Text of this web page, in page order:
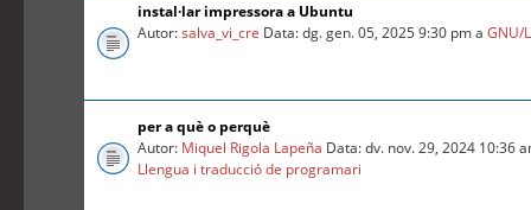
instal·lar impressora a Ubuntu
Autor:salva_vi_cre Data: dg. gen. 05, 2025 9:30 pm aGNU/
per a què o perquè
Autor: Miquel Rigola Lapeña Data: dv. nov. 29, 2024 10:36
Llengua i traducció de programari